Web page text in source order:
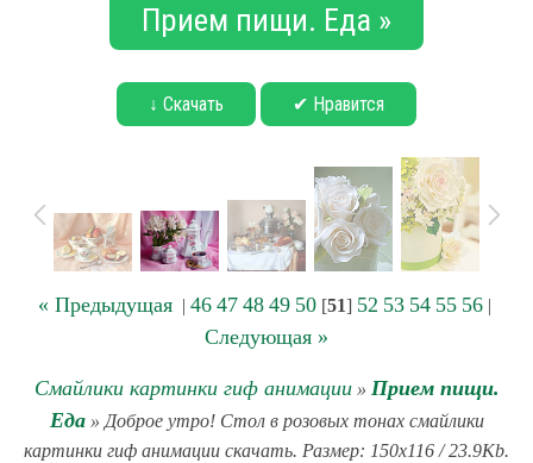
Прием пищи. Еда »
↓ Скачать ✔ Нравится
« Предыдущая| 46 47 48 49 50[51] 52 53 54 55 56|
Следующая »
Смайлики картинки гиф анимации» Прием пищи.
Еда» Доброе утро! Стол в розовых тонах смайлики
картинки гиф анимации скачать. Размер: 150x116 / 23.9Kb.